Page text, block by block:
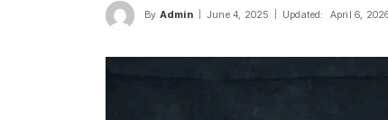
By Admin June 4, 2025 Updated: April 6,